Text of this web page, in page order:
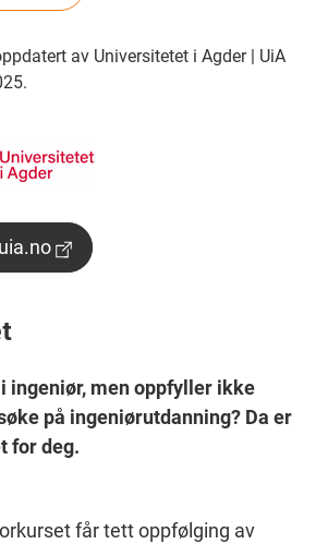
av Universitetet i Agder | UiA
ingeniør, men oppfyller ikke
på ingeniørutdanning? Da er
for deg.
får tett oppfølging av